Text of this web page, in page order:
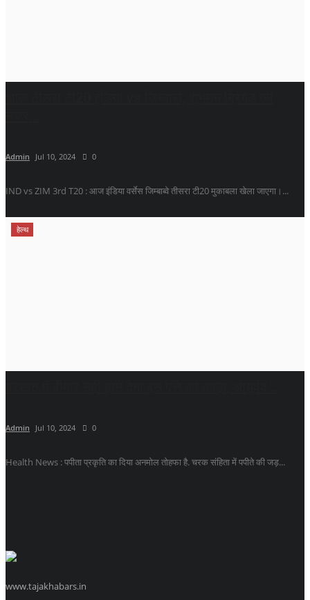
Admin Jul 10, 2024 0
IND vs ZIM 3rd T20 : आज इंडिया वर्सेस जिम्बाब्वे तीसरा टी20 मुकाबला खेला जाएगा।...
हेल्थ
Admin Jul 10, 2024 0
Health News : पपीता प्रकृति का दिया अनमोल तोहफा है. चरक संहिता में पपीते की जड़...
www.tajakhabars.in